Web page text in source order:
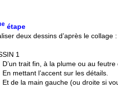
étape
deux dessins d’après le collage :
1
D’un trait fin, à la plume ou au
En mettant l’accent sur les détails.
Et de la main gauche (ou droite si